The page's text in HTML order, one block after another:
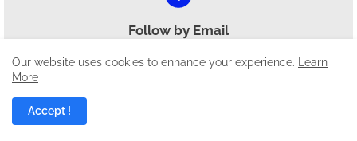
Follow by Email
Get Notified About Next Update Direct to Your inbox
Our website uses cookies to enhance your experience.
Learn
More
Accept !